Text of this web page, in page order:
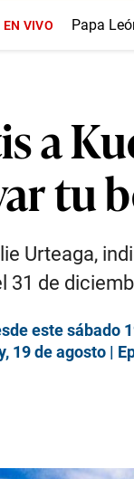
EN VIVO Papa
a
tu
Urteaga,
31 de
este
19 de agosto |